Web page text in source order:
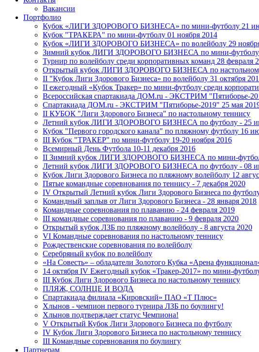
Вакансии
Портфолио
Кубок «ЛИГИ ЗДОРОВОГО БИЗНЕСА» по мини-футболу 21
Кубок "ТРАКЕРА" по мини-футболу 01 ноября 2014
Кубок «ЛИГИ ЗДОРОВОГО БИЗНЕСА» по волейболу 29
Зимний кубок ЛИГИ ЗДОРОВОГО БИЗНЕСА по мини-футболу
Турнир по волейболу среди корпоративных команд 28 февраля
Открытый кубок ЛИГИ ЗДОРОВОГО БИЗНЕСА по
II "Кубок Лиги Здорового Бизнеса» по волейболу 31 октября
II ежегодный «Кубок Тракер» по мини-футболу среди
Всероссийская спартакиада ДОМ.ru - ЭКСТРИМ "Пятиборье-
Спартакиада ДОМ.ru - ЭКСТРИМ "Пятиборье-2019" 25 мая
II КУБОК "Лиги Здорового Бизнеса" по настольному теннису
Летний кубок ЛИГИ ЗДОРОВОГО БИЗНЕСА по футболу - 25
Кубок "Первого городского канала" по пляжному футболу 16
III Кубок "ТРАКЕР" по мини-футболу 19-20 ноября 2016
Всемирный День Футбола 10-11 декабря 2016
II Зимний кубок ЛИГИ ЗДОРОВОГО БИЗНЕСА по мини-
Летний кубок ЛИГИ ЗДОРОВОГО БИЗНЕСА по футболу - 08
Кубок Лиги Здорового Бизнеса по пляжному волейболу 12
Пятые командные соревнования по теннису - 7 декабря 2020
IV Открытый Летний кубок Лиги Здорового Бизнеса по
Командный заплыв от Лиги Здорового Бизнеса - 28 января 2018
Командные соревнования по плаванию - 24 февраля 2019
III командные соревнования по плаванию - 9 февраля 2020
Открытый кубок ЛЗБ по пляжному волейболу - 8 августа 2020
VI Командные соревнования по настольному теннису
Рождественские соревнования по волейболу
Серебряный кубок по волейболу
«На Совесть» – обладатели Золотого Кубка «Арена
14 октября IV Ежегодный кубок «Тракер-2017» по мини-
III Кубок Лиги Здорового Бизнеса по настольному теннису
ПЛЯЖ, СОЛНЦЕ И ВОДА
Спартакиада филиала «Кировский» ПАО «Т Плюс»
Хлынов - чемпион первого турнира ЛЗБ по боулингу!
Хлынов подтверждает статус Чемпиона!
V Открытый Кубок Лиги Здорового Бизнеса по футболу
IV Кубок Лиги Здорового Бизнеса по настольному теннису
III Командные соревнования по боулингу
Партнерам